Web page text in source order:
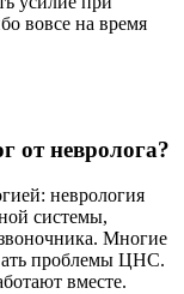
вовсе на время
от невролога?
неврология
системы,
Многие
проблемы ЦНС.
вместе.